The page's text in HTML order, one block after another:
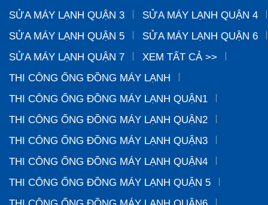
SỬA MÁY LẠNH QUẬN 3
SỬA MÁY LẠNH QUẬN 4
SỬA MÁY LẠNH QUẬN 5
SỬA MÁY LẠNH QUẬN 6
SỬA MÁY LẠNH QUẬN 7
XEM TẤT CẢ >>
THI CÔNG ỐNG ĐỒNG MÁY LẠNH
THI CÔNG ỐNG ĐỒNG MÁY LẠNH QUẬN1
THI CÔNG ỐNG ĐỒNG MÁY LẠNH QUẬN2
THI CÔNG ỐNG ĐỒNG MÁY LẠNH QUẬN3
THI CÔNG ỐNG ĐỒNG MÁY LẠNH QUẬN4
THI CÔNG ỐNG ĐỒNG MÁY LẠNH QUẬN 5